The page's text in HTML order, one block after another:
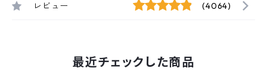
レビュー (4064)
最近チェックした商品